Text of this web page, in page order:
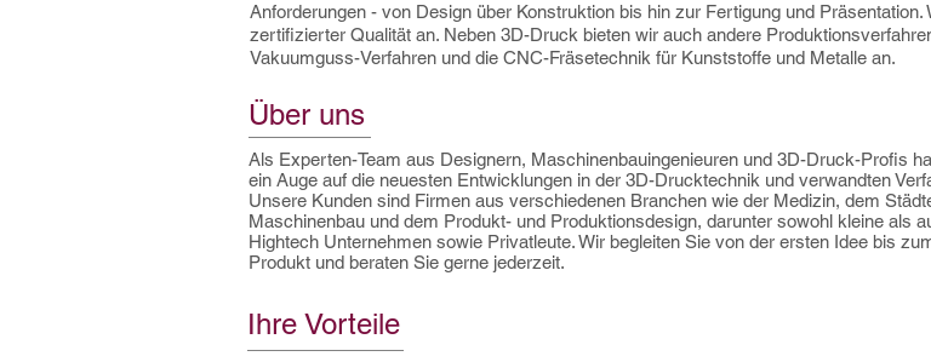
Anforderungen - von Design über Konstruktion bis hin zur Fertigung und
zertifizierter Qualität an. Neben 3D-Druck bieten wir auch andere
Vakuumguss-Verfahren und die CNC-Fräsetechnik für Kunststoffe und Metalle an.
Über uns
Als Experten-Team aus Designern, Maschinenbauingenieuren und 3D-Druck-Profis
ein Auge auf die neuesten Entwicklungen in der 3D-Drucktechnik und verwandten
Unsere Kunden sind Firmen aus verschiedenen Branchen wie der Medizin, dem
Maschinenbau und dem Produkt- und Produktionsdesign, darunter sowohl kleine als
Hightech Unternehmen sowie Privatleute. Wir begleiten Sie von der ersten Idee bis
Produkt und beraten Sie gerne jederzeit.
Ihre Vorteile